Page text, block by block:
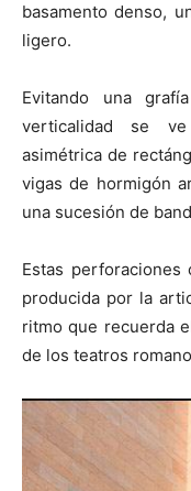
basamento denso,
ligero.
Evitando una
verticalidad se
asimétrica de
vigas de hormigón
una sucesión de
Estas perforaciones
producida por la
ritmo que recuerda
de los teatros